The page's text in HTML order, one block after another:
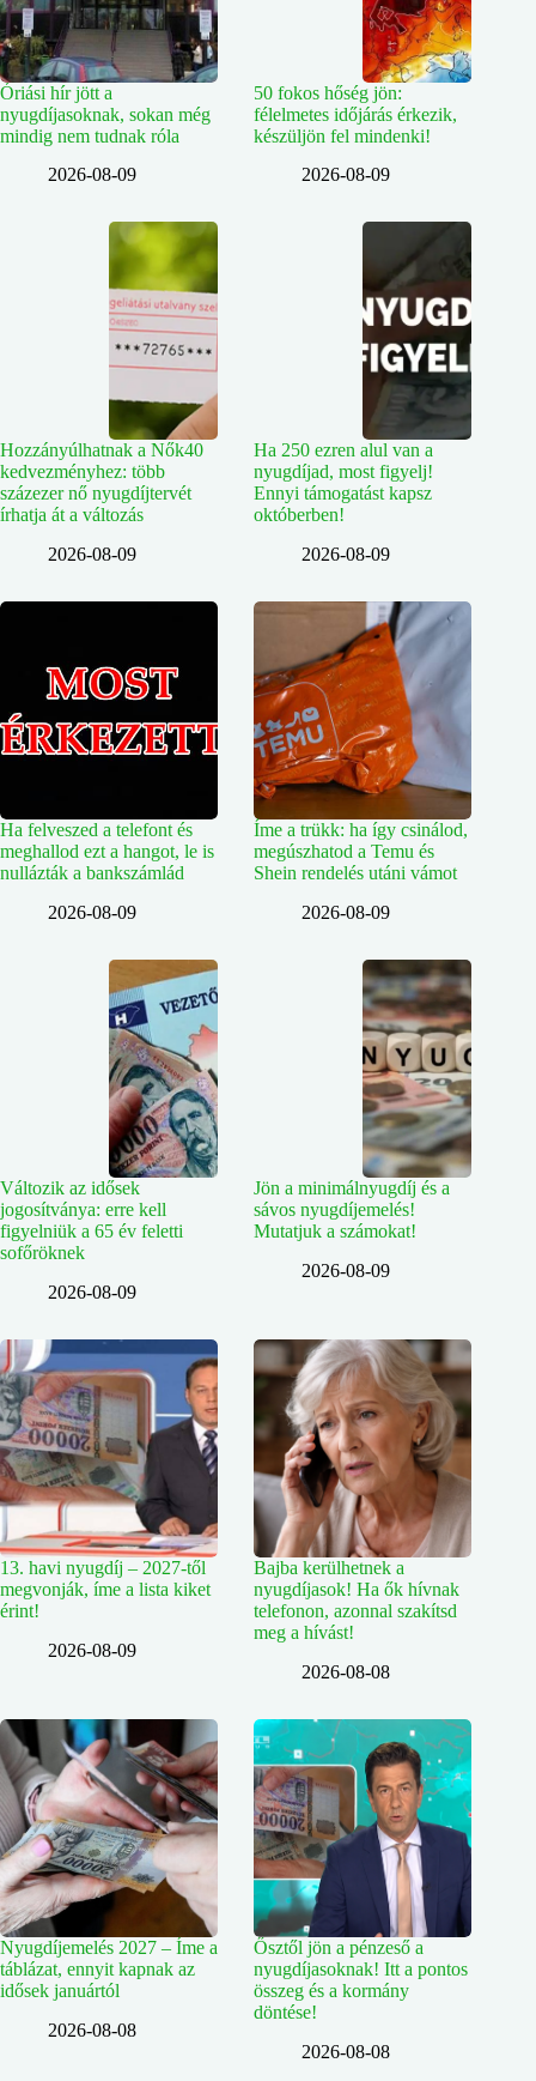
Óriási hír jött a
nyugdíjasoknak, sokan még
mindig nem tudnak róla
2026-08-09
50 fokos hőség jön:
félelmetes időjárás érkezik,
készüljön fel mindenki!
2026-08-09
Hozzányúlhatnak a Nők40
kedvezményhez: több
százezer nő nyugdíjtervét
írhatja át a változás
2026-08-09
Ha 250 ezren alul van a
nyugdíjad, most figyelj!
Ennyi támogatást kapsz
októberben!
2026-08-09
Ha felveszed a telefont és
meghallod ezt a hangot, le is
nullázták a bankszámlád
2026-08-09
Íme a trükk: ha így csinálod,
megúszhatod a Temu és
Shein rendelés utáni vámot
2026-08-09
Változik az idősek
jogosítványa: erre kell
figyelniük a 65 év feletti
sofőröknek
2026-08-09
Jön a minimálnyugdíj és a
sávos nyugdíjemelés!
Mutatjuk a számokat!
2026-08-09
13. havi nyugdíj – 2027-től
megvonják, íme a lista kiket
érint!
2026-08-09
Bajba kerülhetnek a
nyugdíjasok! Ha ők hívnak
telefonon, azonnal szakítsd
meg a hívást!
2026-08-08
Nyugdíjemelés 2027 – Íme a
táblázat, ennyit kapnak az
idősek januártól
2026-08-08
Ősztől jön a pénzeső a
nyugdíjasoknak! Itt a pontos
összeg és a kormány
döntése!
2026-08-08